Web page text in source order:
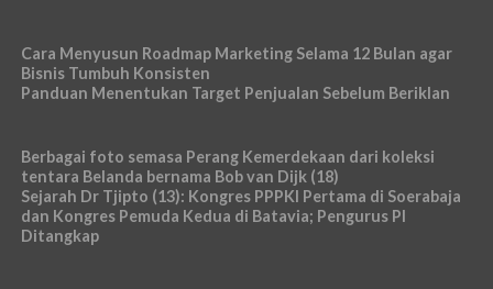
Cara Menyusun Roadmap Marketing Selama 12 Bulan agar
Bisnis Tumbuh Konsisten
Panduan Menentukan Target Penjualan Sebelum Beriklan
Berbagai foto semasa Perang Kemerdekaan dari koleksi
tentara Belanda bernama Bob van Dijk (18)
Sejarah Dr Tjipto (13): Kongres PPPKI Pertama di Soerabaja
dan Kongres Pemuda Kedua di Batavia; Pengurus PI
Ditangkap